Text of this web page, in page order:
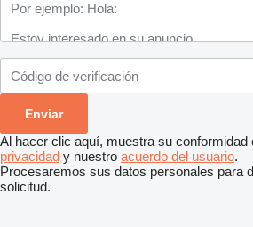
Al hacer clic aquí, muestra su conformidad
privacidad y nuestro acuerdo del usuario.
Procesaremos sus datos personales para
solicitud.